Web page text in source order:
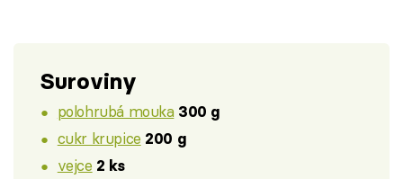
Suroviny
polohrubá mouka 300 g
cukr krupice 200 g
vejce 2 ks